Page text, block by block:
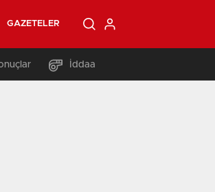
GAZETELER
İddaa